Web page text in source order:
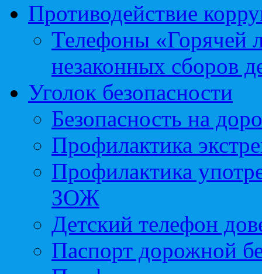
Противодействие
Телефоны «Горячей
незаконных сборов
Уголок безопасности
Безопасность на
Профилактика
Профилактика
ЗОЖ
Детский телефон
Паспорт дорожной